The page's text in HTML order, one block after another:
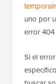
uno por
error
Si el